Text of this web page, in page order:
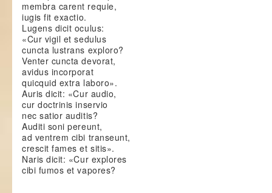
membra carent requie,
iugis fit exactio.
Lugens dicit oculus:
«Cur vigil et sedulus
cuncta lustrans exploro?
Venter cuncta devorat,
avidus incorporat
quicquid extra laboro».
Auris dicit: «Cur audio,
cur doctrinis inservio
nec satior auditis?
Auditi soni pereunt,
ad ventrem cibi transeunt,
crescit fames et sitis».
Naris dicit: «Cur explores
cibi fumos et vapores?